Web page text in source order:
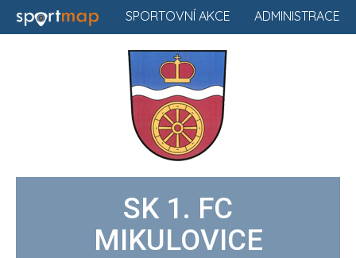
ADMINISTRACE
SPORTOVNÍ AKCE
SK 1. FC
MIKULOVICE